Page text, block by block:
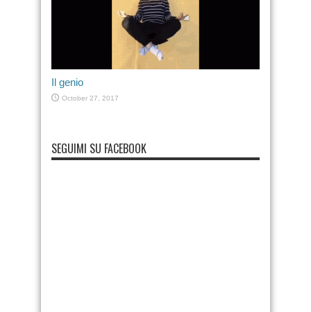
Il genio
October 27, 2017
SEGUIMI SU FACEBOOK